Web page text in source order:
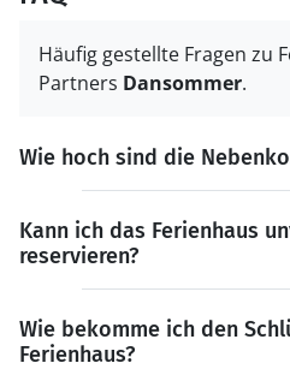
Häufig gestellte Fragen zu
Partners Dansommer.
Wie hoch sind die
Kann ich das Ferienhaus
reservieren?
Wie bekomme ich den
Ferienhaus?